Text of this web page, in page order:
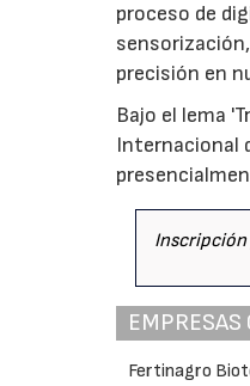
proceso de
precisión en
Bajo el lema
Internacional
Inscripción
EMPRESAS
Fertinagro